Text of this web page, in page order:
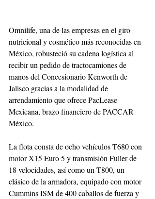
Omnilife, una de las empresas en el giro
nutricional y cosmético más reconocidas en
México, robusteció su cadena logística al
recibir un pedido de tractocamiones de
manos del Concesionario Kenworth de
Jalisco gracias a la modalidad de
arrendamiento que ofrece PacLease
Mexicana, brazo financiero de PACCAR
México.
La flota consta de ocho vehículos T680 con
motor X15 Euro 5 y transmisión Fuller de
18 velocidades, así como un T800, un
clásico de la armadora, equipado con motor
Cummins ISM de 400 caballos de fuerza y